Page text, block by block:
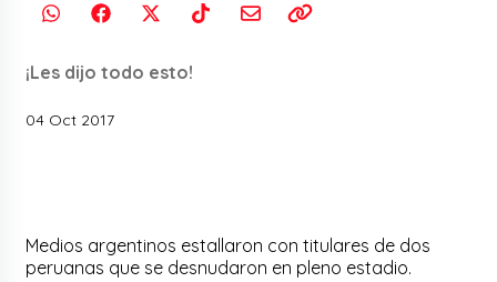
¡Les dijo todo esto!
04 Oct 2017
Medios argentinos estallaron con titulares de dos
peruanas que se desnudaron en pleno estadio.